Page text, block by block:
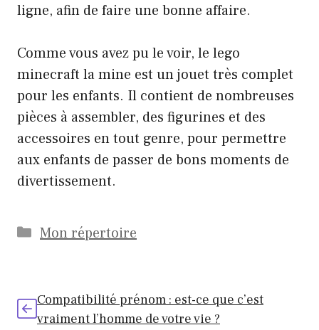
ligne, afin de faire une bonne affaire.
Comme vous avez pu le voir, le lego
minecraft la mine est un jouet très complet
pour les enfants. Il contient de nombreuses
pièces à assembler, des figurines et des
accessoires en tout genre, pour permettre
aux enfants de passer de bons moments de
divertissement.
Catégories
Mon répertoire
Compatibilité prénom : est-ce que c’est
vraiment l’homme de votre vie ?